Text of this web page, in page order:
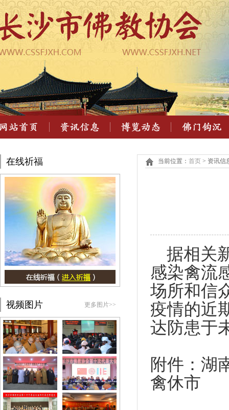
在线祈福
视频图片 更多图片>>
当前位置： 首页 > 资讯信
据相关
感染禽流
场所和信
疫情的近
达防患于
附件 ： 湖
禽休市